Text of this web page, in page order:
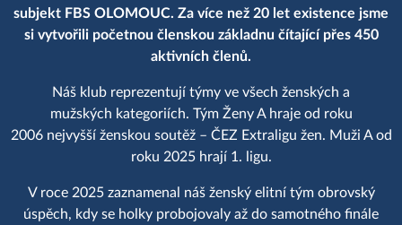
subjekt FBS OLOMOUC. Za více než 20 let existence jsme
si vytvořili početnou členskou základnu čítající přes 450
aktivních členů.
Náš klub reprezentují týmy ve všech ženských a
mužských kategoriích. Tým Ženy A hraje od roku
2006 nejvyšší ženskou soutěž – ČEZ Extraligu žen. Muži A od
roku 2025 hrají 1. ligu.
V roce 2025 zaznamenal náš ženský elitní tým obrovský
úspěch, kdy se holky probojovaly až do samotného finále